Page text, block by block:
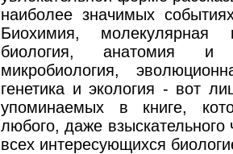
наиболее значимых
Биохимия, молекулярная
биология, анатомия и
микробиология,
генетика и экология - вот
упоминаемых в книге,
любого, даже взыскательного
всех интересующихся